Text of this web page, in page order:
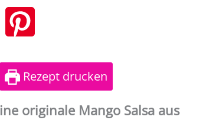
Rezept drucken
originale Mango Salsa aus